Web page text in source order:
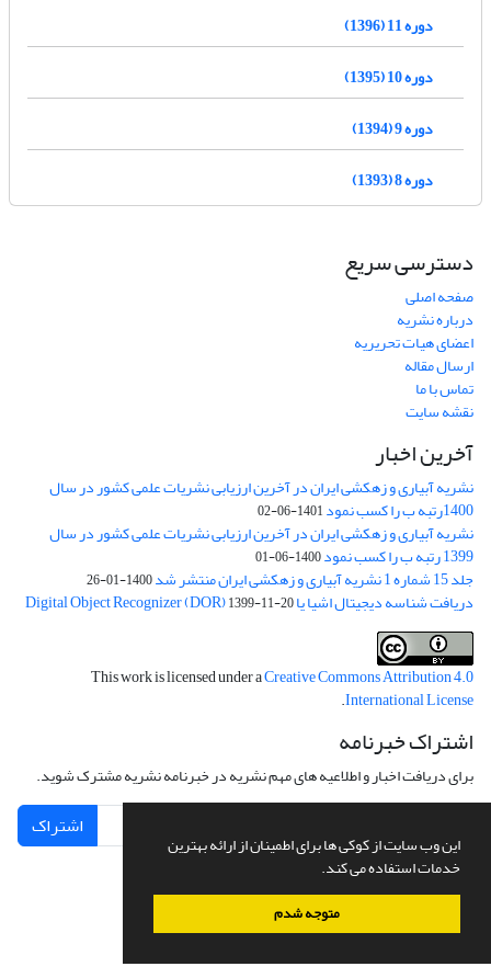
این وب سایت از کوکی ها برای اطمینان از ارائه بهترین
خدمات استفاده می کند.
متوجه شدم
دوره 11 (1396)
دوره 10 (1395)
دوره 9 (1394)
دوره 8 (1393)
دسترسی سریع
صفحه اصلی
درباره نشریه
اعضای هیات تحریریه
ارسال مقاله
تماس با ما
نقشه سایت
آخرین اخبار
نشریه آبیاری و زهکشی ایران در آخرین ارزیابی نشریات علمی کشور در سال
1400رتبه ب را کسب نمود 1401-06-02
نشریه آبیاری و زهکشی ایران در آخرین ارزیابی نشریات علمی کشور در سال
1399 رتبه ب را کسب نمود 1400-06-01
جلد 15 شماره 1 نشریه آبیاری و زهکشی ایران منتشر شد 1400-01-26
دریافت شناسه دیجیتال اشیا یا Digital Object Recognizer (DOR)1399-11-20
This work is licensed under aCreative Commons Attribution 4.0
International License
.
اشتراک خبرنامه
برای دریافت اخبار و اطلاعیه های مهم نشریه در خبرنامه نشریه مشترک شوید.
اشتراک
سامانه مدیریت نشریات علمی.طراحی و پیاده سازی ازسیناوب